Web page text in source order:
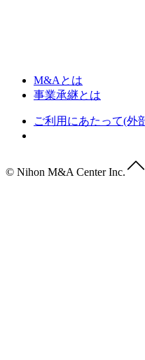
M&Aとは
事業承継とは
ご利用にあたって(外
© Nihon M&A Center Inc.